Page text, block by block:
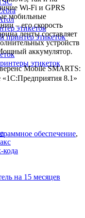
этикеток
этикеток
этикеток
кода
на 15 месяцев
Wi-Fi и GPRS
мобильные
– его скорость
ленты составляет
устройств
аккумулятор.
Mobile SMARTS:
«1С:Предприятия 8.1»
обеспечение,